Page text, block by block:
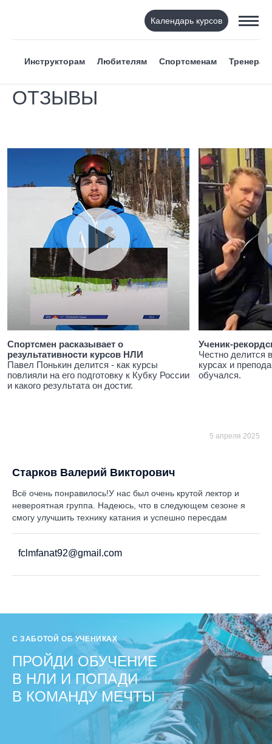
Календарь курсов
Инструкторам Любителям Спортсменам Тренерам
ОТЗЫВЫ
Спортсмен расказывает о
результативности курсов НЛИ
Павел Понькин делится - как курсы
повлияли на его подготовку к Кубку России
и какого результата он достиг.
Ученик-
Честно делится
курсах и
обучался.
5 апреля 2025
Старков Валерий Викторович
Всё очень понравилось!У нас был очень крутой лектор и
невероятная группа. Надеюсь, что в следующем сезоне я
смогу улучшить технику катания и успешно пересдам
fclmfanat92@gmail.com
С ЗАБОТОЙ ОБ УЧЕНИКАХ
ПРОЙДИ ОБУЧЕНИЕ
В НЛИ И ПОПАДИ
В КОМАНДУ МЕЧТЫ